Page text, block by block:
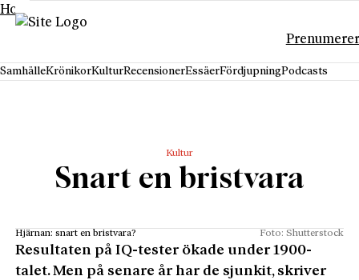
Hoppa till innehåll
SamhälleKrönikorKulturRecensionerEssäerFördjupningPodcasts
Kultur
Snart en bristvara
Hjärnan: snart en bristvara? Foto: Shutterstock
Resultaten på IQ-tester ökade under 1900-
talet. Men på senare år har de sjunkit, skriver